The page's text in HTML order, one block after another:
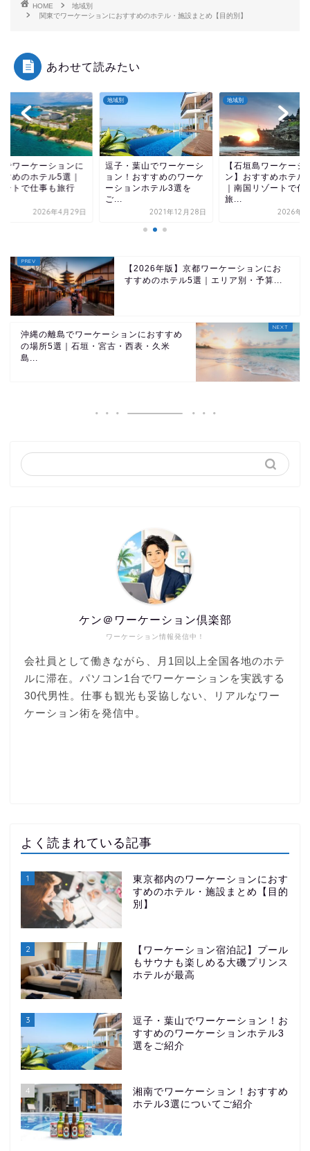
HOME
地域別
関東でワーケーションにおすすめのホテル・施設まとめ【目的別】
あわせて読みたい
でワーケーションに
すめのホテル5選｜
ートで仕事も旅行
2026年4月29日
地域別
逗子・葉山でワーケーシ
ョン！おすすめのワーケ
ーションホテル3選を
ご...
2021年12月28日
地域別
【石垣島ワーケーシ
ン】おすすめホテル
｜南国リゾートで仕
旅...
2026年5
【2026年版】京都ワーケーションにお
すすめのホテル5選｜エリア別・予算...
沖縄の離島でワーケーションにおすすめ
の場所5選｜石垣・宮古・西表・久米
島...
ワーケーション情報発信中！
ケン＠ワーケーション倶楽部
よく読まれている記事
1
東京都内のワーケーションにおす
すめのホテル・施設まとめ【目的
別】
2
【ワーケーション宿泊記】プール
もサウナも楽しめる大磯プリンス
ホテルが最高
3
逗子・葉山でワーケーション！お
すすめのワーケーションホテル3
選をご紹介
4
湘南でワーケーション！おすすめ
ホテル3選についてご紹介